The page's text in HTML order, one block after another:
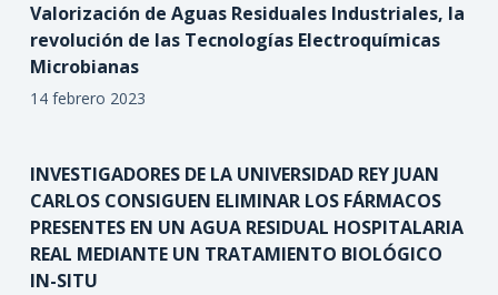
Valorización de Aguas Residuales Industriales, la
revolución de las Tecnologías Electroquímicas
Microbianas
14 febrero 2023
INVESTIGADORES DE LA UNIVERSIDAD REY JUAN
CARLOS CONSIGUEN ELIMINAR LOS FÁRMACOS
PRESENTES EN UN AGUA RESIDUAL HOSPITALARIA
REAL MEDIANTE UN TRATAMIENTO BIOLÓGICO
IN-SITU